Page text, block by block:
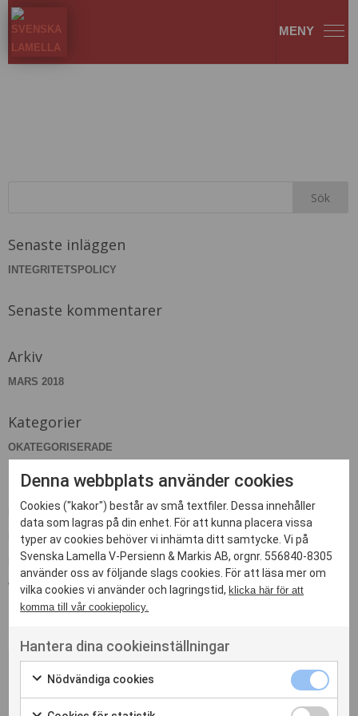
Senaste inläggen
INTEGRITETSPOLICY
Senaste kommentarer
Arkiv
MARS 2018
Kategorier
OKATEGORISERADE
Meta
LOGGA IN
FLÖDE FÖR INLÄGG
FLÖDE FÖR KOMMENTARER
WORDPRESS.ORG
Kontakta oss
Denna webbplats använder cookies
Cookies ("kakor") består av små textfiler. Dessa innehåller
data som lagras på din enhet. För att kunna placera vissa
typer av cookies behöver vi inhämta ditt samtycke. Vi på
Svenska Lamella V-Persienn & Markis AB, orgnr. 556840-8305
använder oss av följande slags cookies. För att läsa mer om
vilka cookies vi använder och lagringstid,klicka här för att
komma till vår cookiepolicy.
Hantera dina cookieinställningar
Nödvändiga cookies